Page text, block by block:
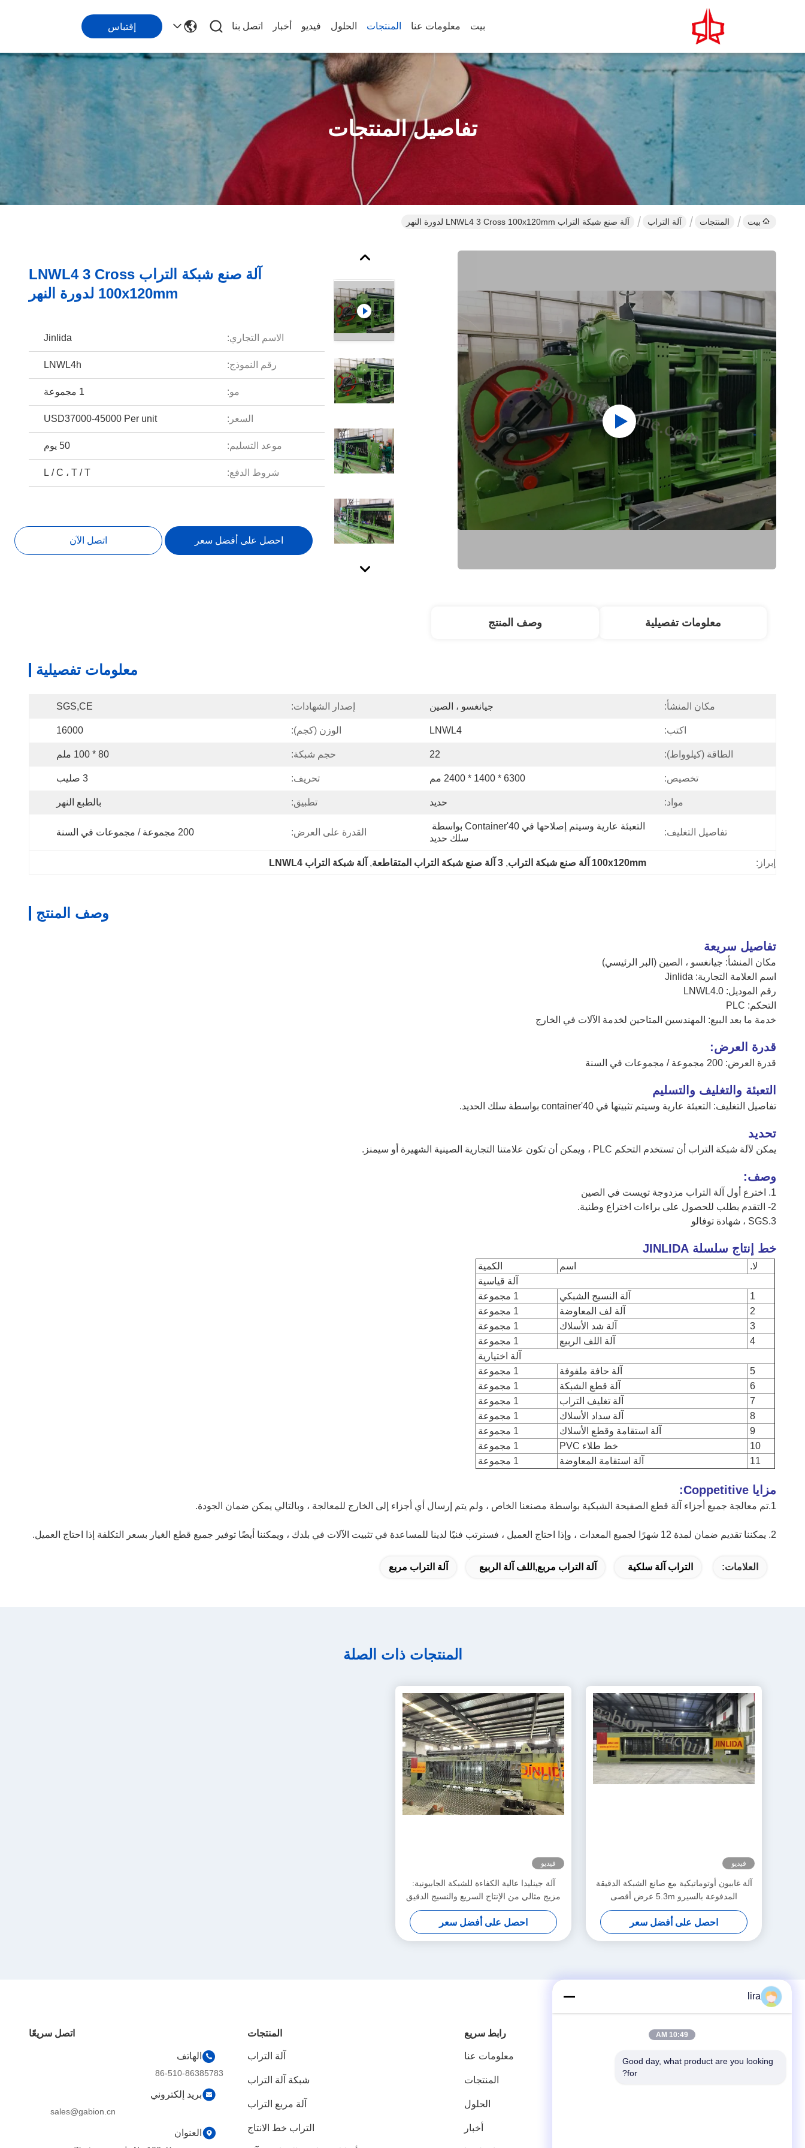
بيت معلومات عنا المنتجات الحلول فيديو أخبار اتصل بنا إقتباس
تفاصيل المنتجات
بيت المنتجات آلة التراب آلة صنع شبكة التراب LNWL4 3 Cross 100x120mm لدورة النهر
آلة صنع شبكة التراب LNWL4 3 Cross
100x120mm لدورة النهر
الاسم التجاري: Jinlida
رقم النموذج: LNWL4h
مو: 1 مجموعة
السعر: USD37000-45000 Per unit
موعد التسليم: 50 يوم
شروط الدفع: L / C ، T / T
احصل على أفضل سعر اتصل الآن
معلومات تفصيلية وصف المنتج
معلومات تفصيلية
مكان المنشأ: جيانغسو ، الصين إصدار الشهادات: SGS,CE
اكتب: LNWL4 الوزن (كجم): 16000
الطاقة (كيلوواط): 22 حجم شبكة: 80 * 100 ملم
تخصيص: 6300 * 1400 * 2400 مم تحريف: 3 صليب
مواد: حديد تطبيق: بالطبع النهر
تفاصيل التغليف:
سلك حديد
القدرة على العرض: 200 مجموعة / مجموعات في السنة
إبراز: 100x120mm آلة صنع شبكة التراب , 3 آلة صنع شبكة التراب المتقاطعة , آلة شبكة التراب LNWL4
وصف المنتج
تفاصيل سريعة
مكان المنشأ: جيانغسو ، الصين (البر الرئيسي)
اسم العلامة التجارية: Jinlida
رقم الموديل: LNWL4.0
التحكم: PLC
خدمة ما بعد البيع: المهندسين المتاحين لخدمة الآلات في الخارج
قدرة العرض:
قدرة العرض: 200 مجموعة / مجموعات في السنة
التعبئة والتغليف والتسليم
تفاصيل التغليف: التعبئة عارية وسيتم تثبيتها في 40'container بواسطة سلك الحديد.
تحديد
يمكن لآلة شبكة التراب أن تستخدم التحكم PLC ، ويمكن أن تكون علامتنا التجارية الصينية الشهيرة أو سيمنز.
وصف:
1. اخترع أول آلة التراب مزدوجة تويست في الصين
2- التقدم بطلب للحصول على براءات اختراع وطنية.
3.SGS ، شهادة توفالو
خط إنتاج سلسلة JINLIDA
لا. اسم
الكمية
آلة قياسية
1
آلة النسيج الشبكي
1 مجموعة
2
آلة لف المعاوضة
1 مجموعة
3
آلة شد الأسلاك
1 مجموعة
4
آلة اللف الربيع
1 مجموعة
آلة اختيارية
5
آلة حافة ملفوفة
1 مجموعة
6
آلة قطع الشبكة
1 مجموعة
7
آلة تغليف التراب
1 مجموعة
8
آلة سداد الأسلاك
1 مجموعة
9
آلة استقامة وقطع الأسلاك
1 مجموعة
10
خط طلاء PVC
1 مجموعة
11
آلة استقامة المعاوضة 1 مجموعة
مزايا Coppetitive:
1.تم معالجة جميع أجزاء آلة قطع الصفيحة الشبكية بواسطة مصنعنا الخاص ، ولم يتم إرسال أي أجزاء إلى الخارج للمعالجة ، وبالتالي يمكن ضمان الجودة.
2. يمكننا تقديم ضمان لمدة 12 شهرًا لجميع المعدات ، وإذا احتاج العميل ، فسنرتب فنيًا لدينا للمساعدة في تثبيت الآلات في بلدك ، ويمكننا أيضًا توفير جميع قطع الغيار بسعر التكلفة إذا احتاج العميل.
العلامات: التراب آلة سلكية آلة التراب مربع,اللف آلة الربيع آلة التراب مربع
المنتجات ذات الصلة
فيديو
آلة غابيون أوتوماتيكية مع صانع الشبكة الدقيقة
المدفوعة بالسيرو 5.3m عرض أقصى
احصل على أفضل سعر
فيديو
آلة جينليدا عالية الكفاءة للشبكة الجابيونية:
مزيج مثالي من الإنتاج السريع والنسيج الدقيق
لزيادة الإنتاجية
احصل على أفضل سعر
رابط سريع
معلومات عنا
المنتجات
الحلول
أخبار
المنتجات
آلة التراب
شبكة آلة التراب
آلة مربع التراب
التراب خط الانتاج
اتصل سريعًا
الهاتف
86-510-86385783
بريد إلكتروني
sales@gabion.cn
العنوان
lira
10:49 AM
Good day, what product are you looking
for?